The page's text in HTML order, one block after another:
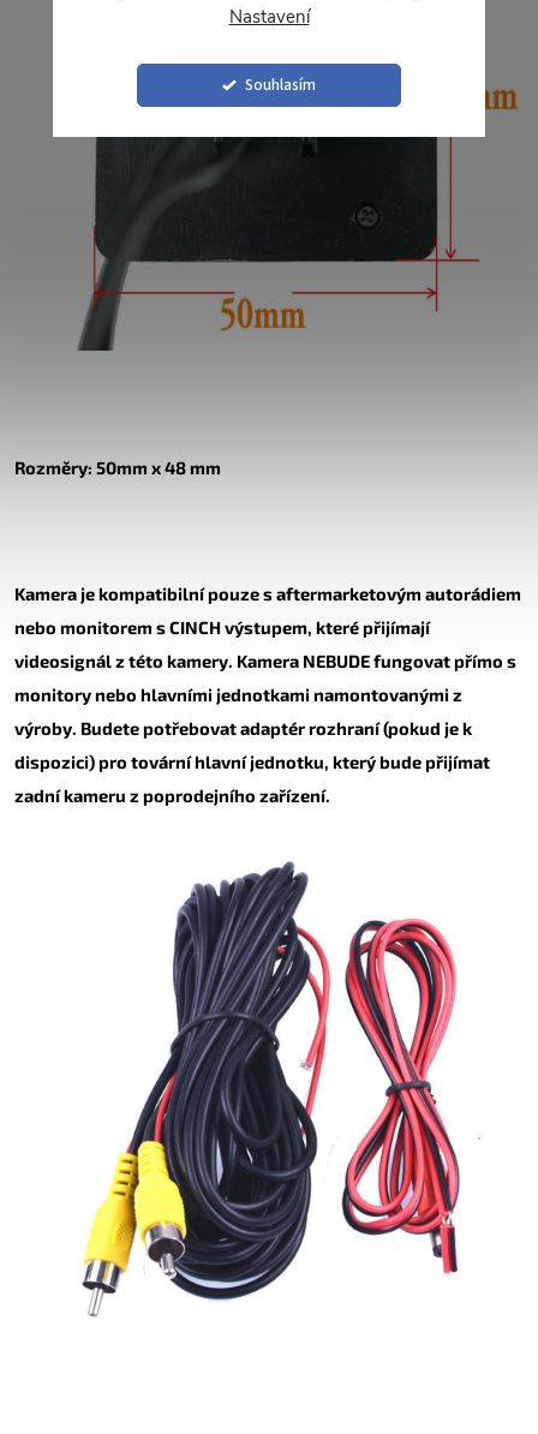
Nastavení
Souhlasím
Rozměry: 50mm x 48 mm
Kamera je kompatibilní pouze s aftermarketovým autorádiem
nebo monitorem s CINCH výstupem, které přijímají
videosignál z této kamery. Kamera NEBUDE fungovat přímo s
monitory nebo hlavními jednotkami namontovanými z
výroby. Budete potřebovat adaptér rozhraní (pokud je k
dispozici) pro tovární hlavní jednotku, který bude přijímat
zadní kameru z poprodejního zařízení.